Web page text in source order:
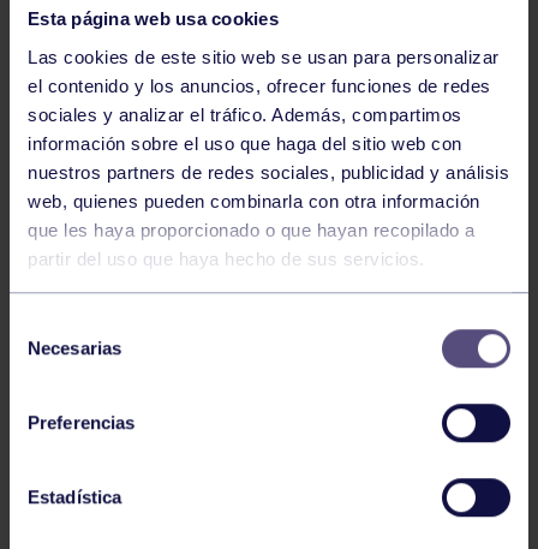
Esta página web usa cookies
Las cookies de este sitio web se usan para personalizar
el contenido y los anuncios, ofrecer funciones de redes
sociales y analizar el tráfico. Además, compartimos
información sobre el uso que haga del sitio web con
nuestros partners de redes sociales, publicidad y análisis
web, quienes pueden combinarla con otra información
que les haya proporcionado o que hayan recopilado a
partir del uso que haya hecho de sus servicios.
Necesarias
Preferencias
Estadística
Natación 27 Jul 2026
CAMPEONATO DE ESPAÑA DE
NATACIÓN ADAPTADA
CAMPEONATO DE ESPAÑA JÚNIOR DE